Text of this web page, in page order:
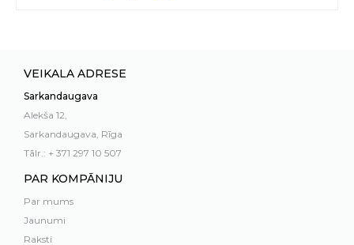
VEIKALA ADRESE
Sarkandaugava
Alekša 12,
Sarkandaugava, Rīga
Tālr.: + 371 297 10 507
PAR KOMPĀNIJU
Par mums
Jaunumi
Raksti